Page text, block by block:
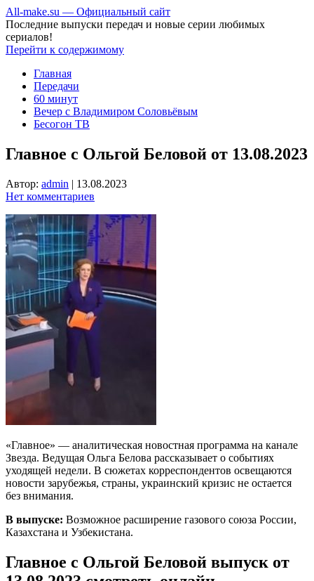
All-make.su — Официальный сайт
Последние выпуски передач и новые серии любимых
сериалов!
Перейти к содержимому
Главная
Передачи
60 минут
Вечер с Владимиром Соловьёвым
Бесогон ТВ
Главное с Ольгой Беловой от 13.08.2023
Автор: admin | 13.08.2023
Нет комментариев
«Главное» — аналитическая новостная программа на канале
Звезда. Ведущая Ольга Белова рассказывает о событиях
уходящей недели. В сюжетах корреспондентов освещаются
новости зарубежья, страны, украинский кризис не остается
без внимания.
В выпуске: Возможное расширение газового союза России,
Казахстана и Узбекистана.
Главное с Ольгой Беловой выпуск от